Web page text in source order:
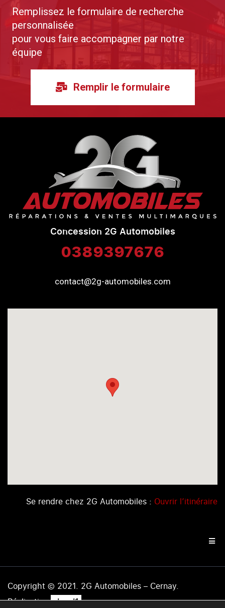
Remplissez le formulaire de recherche
personnalisée
pour vous faire accompagner par notre
équipe
Remplir le formulaire
Concession 2G Automobiles
0389397676
contact@2g-automobiles.com
Se rendre chez 2G Automobiles : Ouvrir l’itinéraire
Copyright © 2021. 2G Automobiles – Cernay.
Réalisation .level1